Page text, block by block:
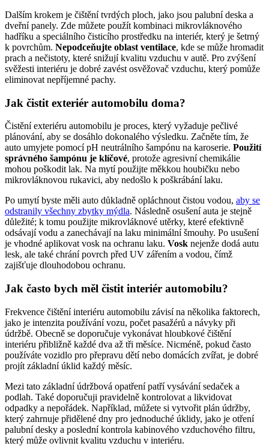
Dalším krokem je čištění tvrdých ploch, jako jsou palubní deska a
dveřní panely. Zde můžete použít kombinaci mikrovláknového
hadříku a speciálního čisticího prostředku na interiér, který je šetrný
k povrchům. Nepodceňujte oblast ventilace, kde se může hromadit
prach a nečistoty, které snižují kvalitu vzduchu v autě. Pro zvýšení
svěžesti interiéru je dobré zavést osvěžovač vzduchu, který pomůže
eliminovat nepříjemné pachy.
Jak čistit exteriér automobilu doma?
Čistění exteriéru automobilu je proces, který vyžaduje pečlivé
plánování, aby se dosáhlo dokonalého výsledku. Začněte tím, že
auto umyjete pomocí pH neutrálního šampónu na karoserie. Použití
správného šampónu je klíčové, protože agresivní chemikálie
mohou poškodit lak. Na mytí použijte měkkou houbičku nebo
mikrovláknovou rukavici, aby nedošlo k poškrábání laku.
Po umytí byste měli auto důkladně opláchnout čistou vodou, aby se
odstranily všechny zbytky mýdla. Následně osušení auta je stejně
důležité; k tomu použijte mikrovláknové utěrky, které efektivně
odsávají vodu a zanechávají na laku minimální šmouhy. Po usušení
je vhodné aplikovat vosk na ochranu laku. Vosk nejenže dodá autu
lesk, ale také chrání povrch před UV zářením a vodou, čímž
zajišťuje dlouhodobou ochranu.
Jak často bych měl čistit interiér automobilu?
Frekvence čištění interiéru automobilu závisí na několika faktorech,
jako je intenzita používání vozu, počet pasažérů a návyky při
údržbě. Obecně se doporučuje vykonávat hloubkové čištění
interiéru přibližně každé dva až tři měsíce. Nicméně, pokud často
používáte vozidlo pro přepravu dětí nebo domácích zvířat, je dobré
projít základní úklid každý měsíc.
Mezi tato základní údržbová opatření patří vysávání sedaček a
podlah. Také doporučuji pravidelně kontrolovat a likvidovat
odpadky a nepořádek. Například, můžete si vytvořit plán údržby,
který zahrnuje přidělené dny pro jednoduché úklidy, jako je otření
palubní desky a poslední kontrola kabinového vzduchového filtru,
který může ovlivnit kvalitu vzduchu v interiéru.